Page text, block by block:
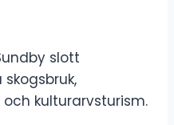
slott
kulturarvsturism.